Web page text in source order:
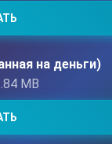
на деньги)
MB